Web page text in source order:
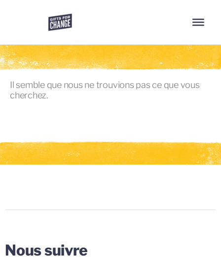
Il semble que nous ne trouvions pas ce que vous
cherchez.
Nous suivre